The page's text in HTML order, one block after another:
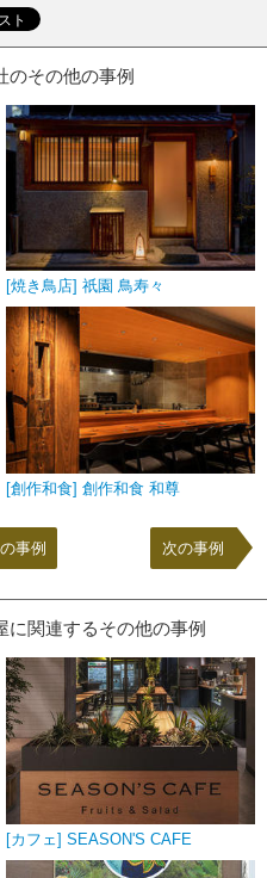
のその他の事例
[焼き鳥店] 祇園 鳥寿々
[創作和食] 創作和食 和尊
次の事例
事例
に関連するその他の事例
[カフェ] SEASON'S CAFE